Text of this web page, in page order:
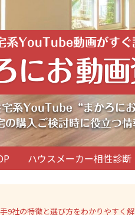
ハウスメーカー相性診断
9社の特徴と選び方をわかりやすく解